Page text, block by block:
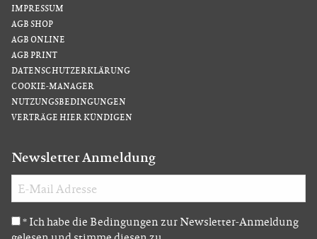
IMPRESSUM
AGB SHOP
AGB ONLINE
AGB PRINT
DATENSCHUTZERKLÄRUNG
COOKIE-MANAGER
NUTZUNGSBEDINGUNGEN
VERTRÄGE HIER KÜNDIGEN
Newsletter Anmeldung
* Ich habe die Bedingungen zur Newsletter-Anmeldung